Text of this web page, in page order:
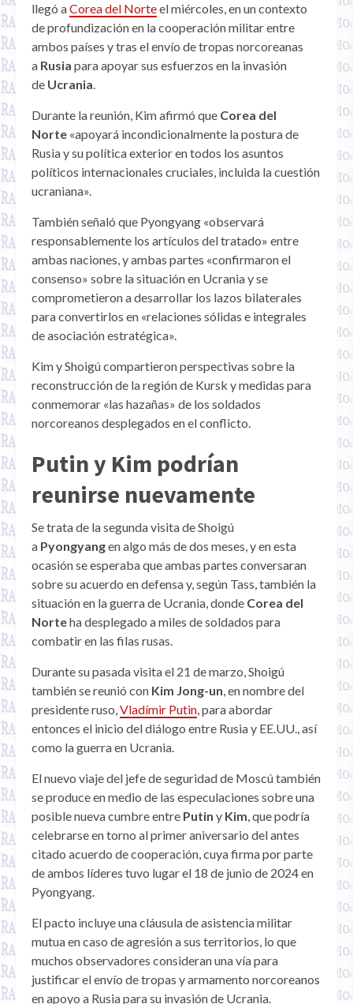
llegó aCorea del Norteel miércoles, en un contexto
de profundización en la cooperación militar entre
ambos países y tras el envío de tropas norcoreanas
a Rusia para apoyar sus esfuerzos en la invasión
de Ucrania.
Durante la reunión, Kim afirmó que Corea del
Norte «apoyará incondicionalmente la postura de
Rusia y su política exterior en todos los asuntos
políticos internacionales cruciales, incluida la cuestión
ucraniana».
También señaló que Pyongyang «observará
responsablemente los artículos del tratado» entre
ambas naciones, y ambas partes «confirmaron el
consenso» sobre la situación en Ucrania y se
comprometieron a desarrollar los lazos bilaterales
para convertirlos en «relaciones sólidas e integrales
de asociación estratégica».
Kim y Shoigú compartieron perspectivas sobre la
reconstrucción de la región de Kursk y medidas para
conmemorar «las hazañas» de los soldados
norcoreanos desplegados en el conflicto.
Putin y Kim podrían
reunirse nuevamente
Se trata de la segunda visita de Shoigú
a Pyongyangen algo más de dos meses, y en esta
ocasión se esperaba que ambas partes conversaran
sobre su acuerdo en defensa y, según Tass, también la
situación en la guerra de Ucrania, donde Corea del
Norteha desplegado a miles de soldados para
combatir en las filas rusas.
Durante su pasada visita el 21 de marzo, Shoigú
también se reunió con Kim Jong-un, en nombre del
presidente ruso,Vladímir Putin, para abordar
entonces el inicio del diálogo entre Rusia y EE.UU., así
como la guerra en Ucrania.
El nuevo viaje del jefe de seguridad de Moscú también
se produce en medio de las especulaciones sobre una
posible nueva cumbre entre Putin y Kim, que podría
celebrarse en torno al primer aniversario del antes
citado acuerdo de cooperación, cuya firma por parte
de ambos líderes tuvo lugar el 18 de junio de 2024 en
Pyongyang.
El pacto incluye una cláusula de asistencia militar
mutua en caso de agresión a sus territorios, lo que
muchos observadores consideran una vía para
justificar el envío de tropas y armamento norcoreanos
en apoyo a Rusia para su invasión de Ucrania.